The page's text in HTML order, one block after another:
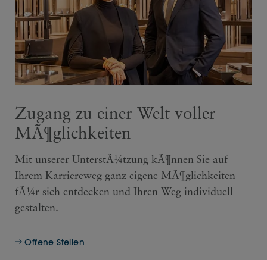
Zugang zu einer Welt voller
MÃ¶glichkeiten
Mit unserer UnterstÃ¼tzung kÃ¶nnen Sie auf
Ihrem Karriereweg ganz eigene MÃ¶glichkeiten
fÃ¼r sich entdecken und Ihren Weg individuell
gestalten.
Offene Stellen